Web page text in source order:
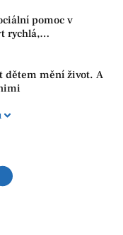
pomoc v
rychlá,
Ne udržovat lidi v
dětem mění život. A